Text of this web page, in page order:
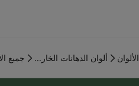
الألوان ألوان الدهانات الخار... جميع